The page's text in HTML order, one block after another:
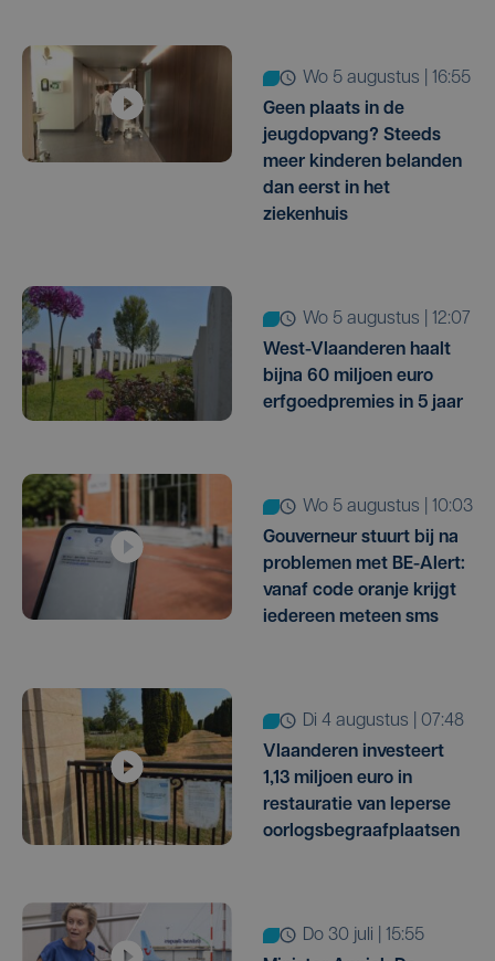
wo 5 augustus | 16:55
Geen plaats in de
jeugdopvang? Steeds
meer kinderen belanden
dan eerst in het
ziekenhuis
wo 5 augustus | 12:07
West-Vlaanderen haalt
bijna 60 miljoen euro
erfgoedpremies in 5 jaar
wo 5 augustus | 10:03
Gouverneur stuurt bij na
problemen met BE-Alert:
vanaf code oranje krijgt
iedereen meteen sms
di 4 augustus | 07:48
Vlaanderen investeert
1,13 miljoen euro in
restauratie van Ieperse
oorlogsbegraafplaatsen
do 30 juli | 15:55